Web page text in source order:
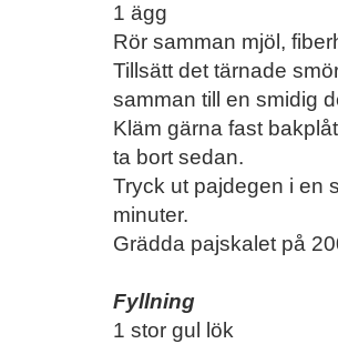
1 ägg
Rör samman mjöl,
Tillsätt det tärnade
samman till en smidig
Kläm gärna fast
ta bort sedan.
Tryck ut pajdegen i en
minuter.
Grädda pajskalet på
Fyllning
1 stor gul lök